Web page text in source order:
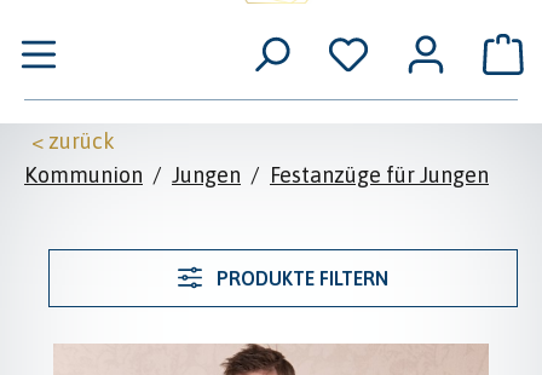
< zurück
Kommunion / Jungen / Festanzüge für Jungen
PRODUKTE FILTERN